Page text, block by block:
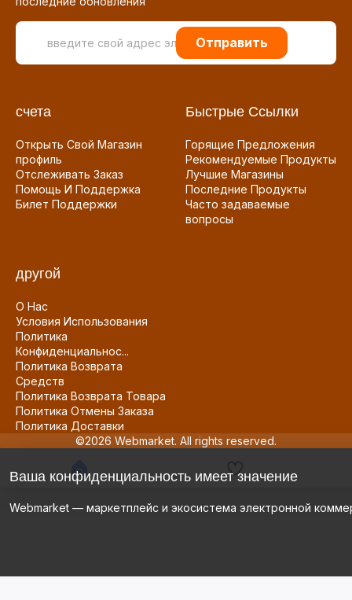
Отправить
счета
Открыть Свой Магазин
профиль
Отслеживать Заказ
Помощь И Поддержка
Билет Поддержки
Быстрые Ссылки
Горящие Предложения
Рекомендуемые Продукты
Лучшие Магазины
Последние Продукты
Часто задаваемые
вопросы
другой
О Нас
Условия Использования
Политика
Конфиденциальнос...
Политика Возврата
Средств
Политика Возврата Товара
Политика Отмены Заказа
Политика Доставки
©2026 Webmarket. All rights reserved.
Ваша конфиденциальность имеет значение
Webmarket — маркетплейс и экосистема электронной